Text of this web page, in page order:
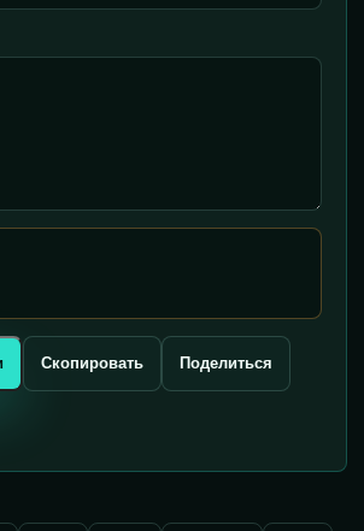
Скопировать Поделиться